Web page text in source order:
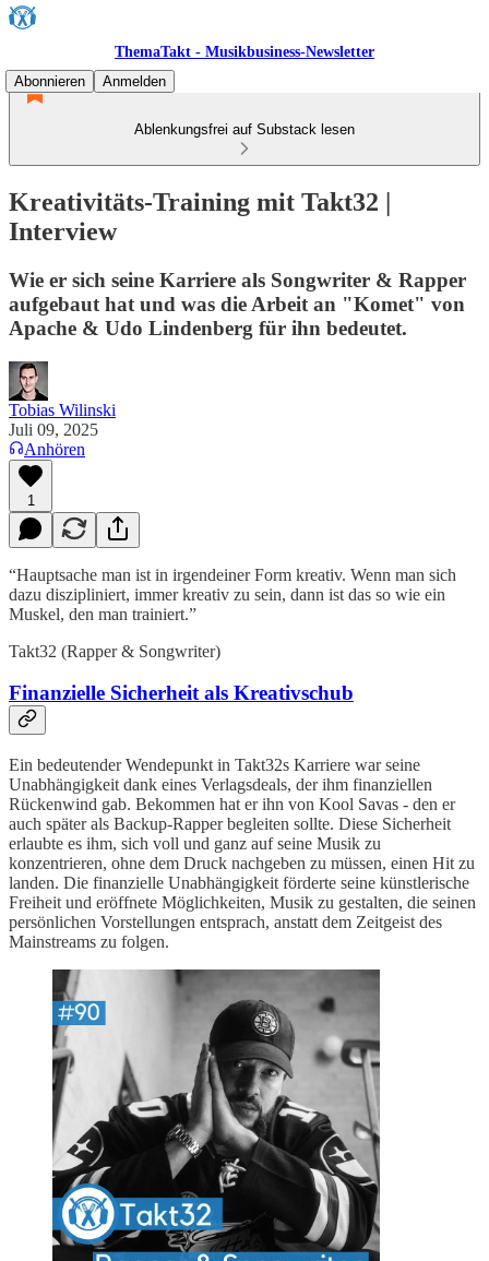
ThemaTakt - Musikbusiness-Newsletter
Abonnieren
Anmelden
Ablenkungsfrei auf Substack lesen
Kreativitäts-Training mit Takt32 |
Interview
Wie er sich seine Karriere als Songwriter & Rapper
aufgebaut hat und was die Arbeit an "Komet" von
Apache & Udo Lindenberg für ihn bedeutet.
Tobias Wilinski
Juli 09, 2025
Anhören
1
“Hauptsache man ist in irgendeiner Form kreativ. Wenn man sich
dazu diszipliniert, immer kreativ zu sein, dann ist das so wie ein
Muskel, den man trainiert.”
Takt32 (Rapper & Songwriter)
Finanzielle Sicherheit als Kreativschub
Ein bedeutender Wendepunkt in Takt32s Karriere war seine
Unabhängigkeit dank eines Verlagsdeals, der ihm finanziellen
Rückenwind gab. Bekommen hat er ihn von Kool Savas - den er
auch später als Backup-Rapper begleiten sollte. Diese Sicherheit
erlaubte es ihm, sich voll und ganz auf seine Musik zu
konzentrieren, ohne dem Druck nachgeben zu müssen, einen Hit zu
landen. Die finanzielle Unabhängigkeit förderte seine künstlerische
Freiheit und eröffnete Möglichkeiten, Musik zu gestalten, die seinen
persönlichen Vorstellungen entsprach, anstatt dem Zeitgeist des
Mainstreams zu folgen.